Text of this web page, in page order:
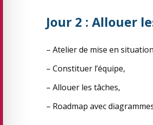
Jour 2 : Allouer
– Atelier de mise en
– Constituer l’équipe,
– Allouer les tâches,
– Roadmap avec